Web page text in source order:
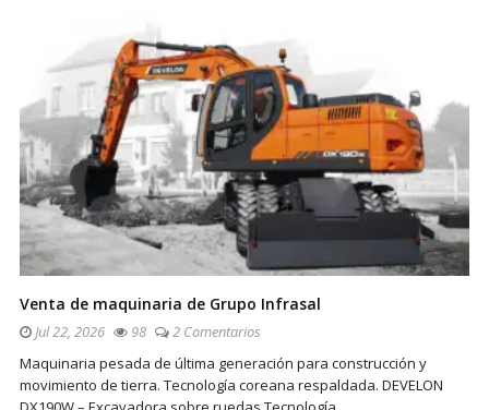
Venta de maquinaria de Grupo Infrasal
Jul 22, 2026 98
2 Comentarios
Maquinaria pesada de última generación para construcción y
movimiento de tierra. Tecnología coreana respaldada. DEVELON